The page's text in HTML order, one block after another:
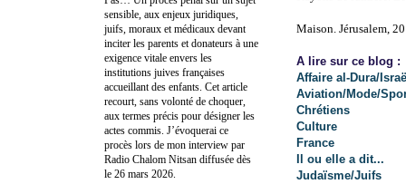
Maison. Jérusalem,
A lire sur ce blog :
Affaire al-Dura/
Aviation/Mode/
Chrétiens
Culture
France
Il ou elle a dit...
Judaïsme/Juifs
sensible, aux enjeux juridiques,
juifs, moraux et médicaux devant
inciter les parents et donateurs à une
exigence vitale envers les
institutions juives françaises
accueillant des enfants. Cet article
recourt, sans volonté de choquer,
aux termes précis pour désigner les
actes commis. J’évoquerai ce
procès lors de mon interview par
Radio Chalom Nitsan diffusée dès
le 26 mars 2026.